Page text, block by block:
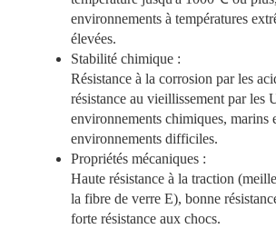
environnements à températures
élevées.
Stabilité chimique :
Résistance à la corrosion par les
résistance au vieillissement par les
environnements chimiques, marins
environnements difficiles.
Propriétés mécaniques :
Haute résistance à la traction
la fibre de verre E), bonne
forte résistance aux chocs.